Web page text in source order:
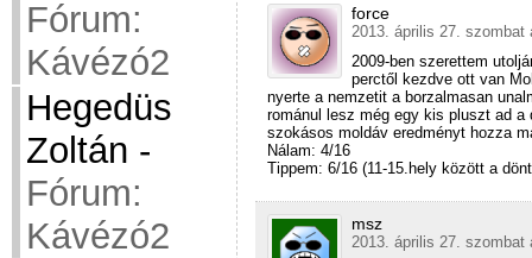
Fórum:
Kávézó2
Hegedüs
Zoltán -
Fórum:
Kávézó2
force
2013. április 27. szombat
2009-ben szerettem
perctől kezdve ott van
nyerte a nemzetit a borzalmasan
románul lesz még egy kis pluszt ad
szokásos moldáv eredményt hozza
Nálam: 4/16
Tippem: 6/16 (11-15.hely között a
msz
2013. április 27. szombat